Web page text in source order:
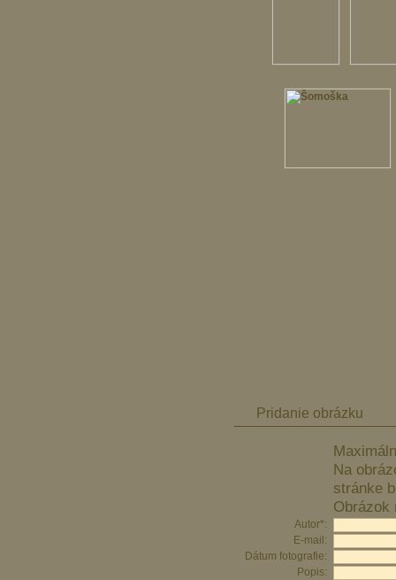
Pridanie obrázku
Na
stránke
Obrázok
Autor*:
E-mail:
Dátum fotografie:
Popis: